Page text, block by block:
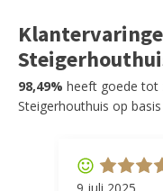
98,49% heeft goede tot
Steigerhouthuis op